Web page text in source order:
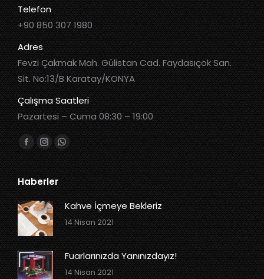
Telefon
+90 850 307 1980
Adres
Fevzi Çakmak Mah. Gülistan Cad. Faydasıçok San.
Sit. No:13/B Karatay/KONYA
Çalışma Saatleri
Pazartesi – Cuma 08:30 – 19:00
Bizi bulun:
Haberler
Kahve İçmeye Bekleriz
14 Nisan 2021
Fuarlarınızda Yanınızdayız!
14 Nisan 2021